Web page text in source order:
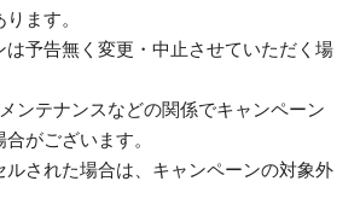
ます。
は予告無く変更・中止させていただく場
ンテナンスなどの関係でキャンペーン
がございます。
ルされた場合は、キャンペーンの対象外